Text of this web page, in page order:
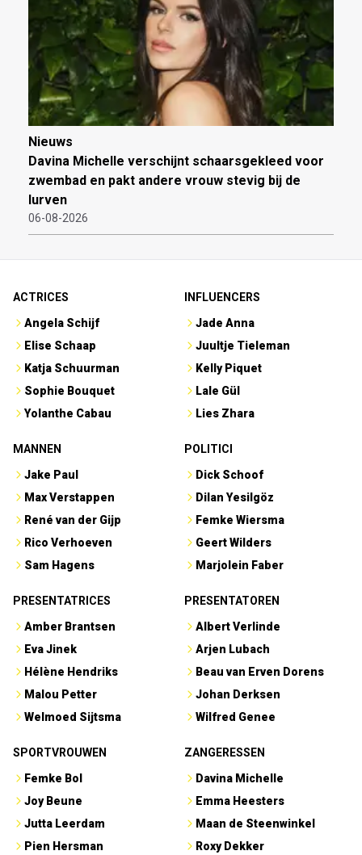
Nieuws
Davina Michelle verschijnt schaarsgekleed voor
zwembad en pakt andere vrouw stevig bij de
lurven
06-08-2026
ACTRICES
Angela Schijf
Elise Schaap
Katja Schuurman
Sophie Bouquet
Yolanthe Cabau
INFLUENCERS
Jade Anna
Juultje Tieleman
Kelly Piquet
Lale Gül
Lies Zhara
MANNEN
Jake Paul
Max Verstappen
René van der Gijp
Rico Verhoeven
Sam Hagens
POLITICI
Dick Schoof
Dilan Yesilgöz
Femke Wiersma
Geert Wilders
Marjolein Faber
PRESENTATRICES
Amber Brantsen
Eva Jinek
Hélène Hendriks
Malou Petter
Welmoed Sijtsma
PRESENTATOREN
Albert Verlinde
Arjen Lubach
Beau van Erven Dorens
Johan Derksen
Wilfred Genee
SPORTVROUWEN
Femke Bol
Joy Beune
Jutta Leerdam
Pien Hersman
ZANGERESSEN
Davina Michelle
Emma Heesters
Maan de Steenwinkel
Roxy Dekker